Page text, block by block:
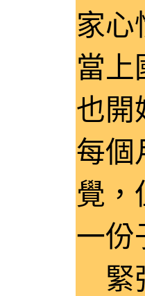
家心
當上
也開
每個
覺，
一份
緊